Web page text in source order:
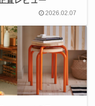
2026.02.07